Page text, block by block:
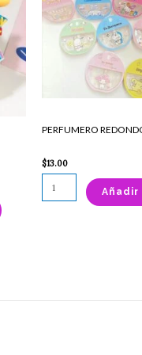
Las
opciones
se
pueden
en
producto
PERFUMERO
$13.00
Añadir